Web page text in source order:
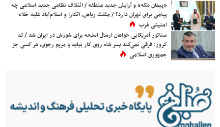
«پیمان مکه» و آرایش جدید منطقه / ائتلاف نظامی جدید اسلامی چه
پیامی برای تهران دارد؟ / مثلث ریاض، آنکارا و اسلام‌آباد علیه خلاء
امنیتی غرب
سناتور آمریکایی خواهان ارسال اسلحه برای شورش در ایران شد / تد
کروز: فرقی نمی‌کند پسر شاه روی کار بیاید یا مریم رجوی، هر کسی جز
جمهوری اسلامی